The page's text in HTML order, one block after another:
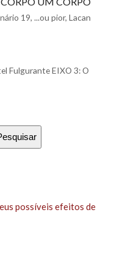
19, ...ou pior, Lacan
Fulgurante EIXO 3: O
possíveis efeitos de